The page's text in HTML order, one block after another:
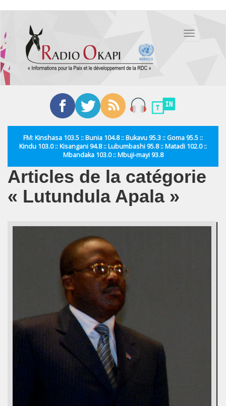
contenu
principal
Toggle
FM: Kinshasa 103.5 :: Bunia 104.8 :: Bukavu 95.3 :: Goma 95.5 ::
Kindu 103.0 :: Kisangani 94.8 :: Lubumbashi 95.8 :: Matadi 102.0 ::
Mbandaka 103.0 :: Mbuji-mayi 93.8
Articles de la catégorie
« Lutundula Apala »